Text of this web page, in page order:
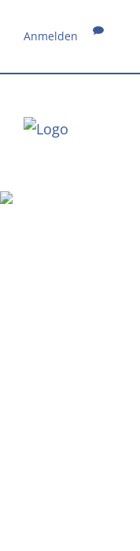
Anmelden